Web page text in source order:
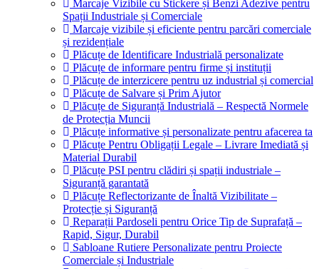
Marcaje Vizibile cu Stickere și Benzi Adezive pentru
Spații Industriale și Comerciale
Marcaje vizibile și eficiente pentru parcări comerciale
și rezidențiale
Plăcuțe de Identificare Industrială personalizate
Plăcuțe de informare pentru firme și instituții
Plăcuțe de interzicere pentru uz industrial și comercial
Plăcuțe de Salvare și Prim Ajutor
Plăcuțe de Siguranță Industrială – Respectă Normele
de Protecția Muncii
Plăcuțe informative și personalizate pentru afacerea ta
Plăcuțe Pentru Obligații Legale – Livrare Imediată și
Material Durabil
Plăcuțe PSI pentru clădiri și spații industriale –
Siguranță garantată
Plăcuțe Reflectorizante de Înaltă Vizibilitate –
Protecție și Siguranță
Reparații Pardoseli pentru Orice Tip de Suprafață –
Rapid, Sigur, Durabil
Sabloane Rutiere Personalizate pentru Proiecte
Comerciale și Industriale